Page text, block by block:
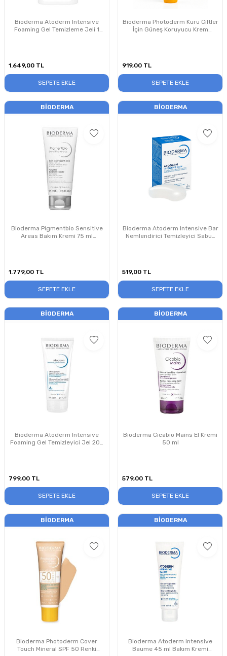
Bioderma Atoderm Intensive
Foaming Gel Temizleme Jeli 1
1.649,00 TL
SEPETE EKLE
Bioderma Photoderm Kuru Ciltler
İçin Güneş Koruyucu Krem
919,00 TL
SEPETE EKLE
BIODERMA
Bioderma Pigmentbio Sensitive
Areas Bakım Kremi 75 ml
1.779,00 TL
SEPETE EKLE
BIODERMA
Bioderma Atoderm Intensive Bar
Nemlendirici Temizleyici Sabun
519,00 TL
SEPETE EKLE
BIODERMA
Bioderma Atoderm Intensive
Foaming Gel Temizleyici Jel 200
799,00 TL
SEPETE EKLE
BIODERMA
Bioderma Cicabio Mains El Kremi
50 ml
579,00 TL
SEPETE EKLE
BIODERMA
Bioderma Photoderm Cover
Touch Mineral SPF 50 Renki
BIODERMA
Bioderma Atoderm Intensive
Baume 45 ml Bakım Kremi